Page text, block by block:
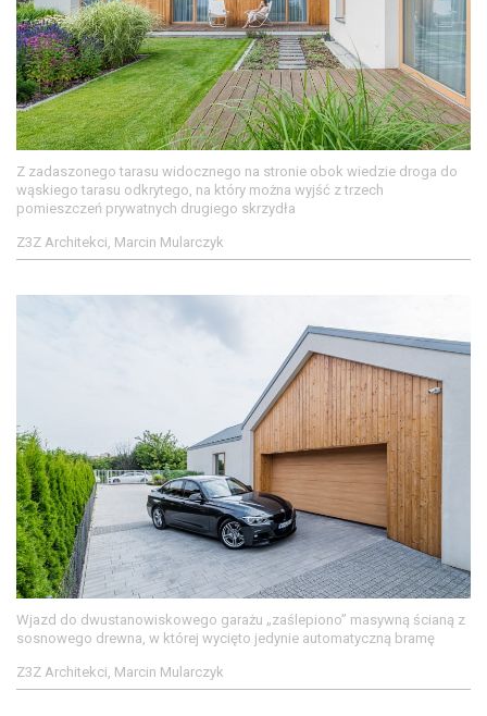
Z zadaszonego tarasu widocznego na stronie obok wiedzie droga do
wąskiego tarasu odkrytego, na który można wyjść z trzech
pomieszczeń prywatnych drugiego skrzydła
Z3Z Architekci, Marcin Mularczyk
Wjazd do dwustanowiskowego garażu „zaślepiono” masywną ścianą z
sosnowego drewna, w której wycięto jedynie automatyczną bramę
Z3Z Architekci, Marcin Mularczyk